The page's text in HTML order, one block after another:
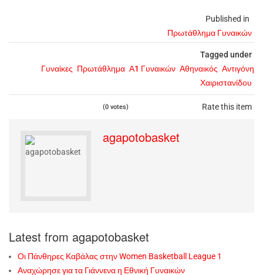
Published in
Πρωτάθλημα Γυναικών
Tagged under
Γυναίκες Πρωτάθλημα Α1 Γυναικών Αθηναικός Αντιγόνη
Χαιριστανίδου
Rate this item
(0 votes)
agapotobasket
Latest from agapotobasket
Οι Πάνθηρες Καβάλας στην Women Basketball League 1
Αναχώρησε για τα Γιάννενα η Εθνική Γυναικών